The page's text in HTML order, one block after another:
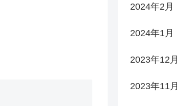
2024年2月
2024年1月
2023年12月
2023年11月